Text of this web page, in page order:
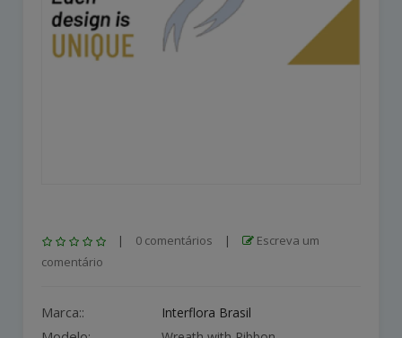
| 0 comentários |
Escreva um
comentário
Marca:: Interflora Brasil